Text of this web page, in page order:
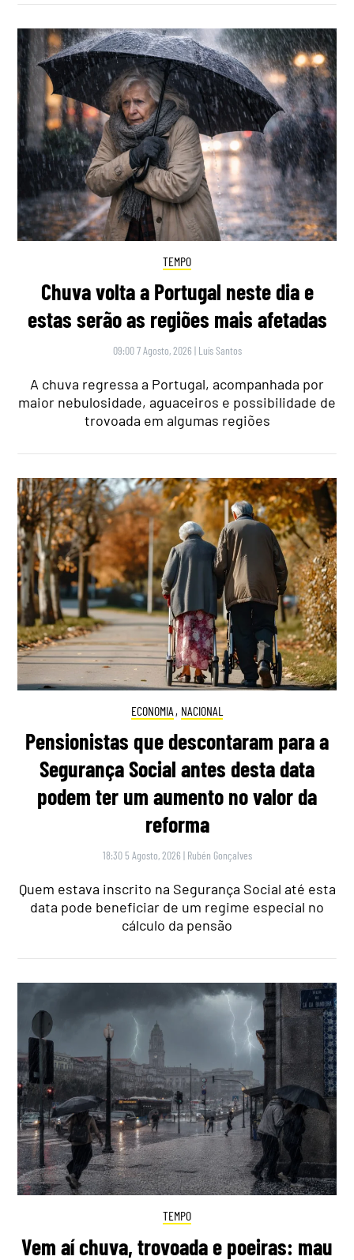
TEMPO
Chuva volta a Portugal neste dia e
estas serão as regiões mais afetadas
09:00 7 Agosto, 2026 | Luís Santos
A chuva regressa a Portugal, acompanhada por
maior nebulosidade, aguaceiros e possibilidade de
trovoada em algumas regiões
ECONOMIA , NACIONAL
Pensionistas que descontaram para a
Segurança Social antes desta data
podem ter um aumento no valor da
reforma
18:30 5 Agosto, 2026 | Rubén Gonçalves
Quem estava inscrito na Segurança Social até esta
data pode beneficiar de um regime especial no
cálculo da pensão
TEMPO
Vem aí chuva, trovoada e poeiras: mau